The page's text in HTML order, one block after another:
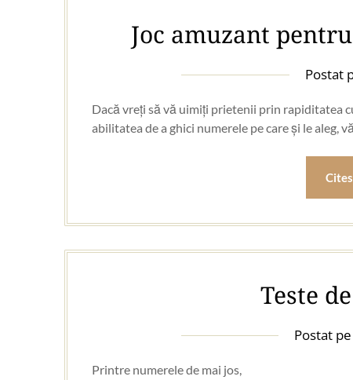
Joc amuzant
Postat
Dacă vreți să vă uimiți prietenii prin rapiditatea
abilitatea de a ghici numerele pe care și le aleg,
Teste
Postat pe
Printre numerele de mai jos,